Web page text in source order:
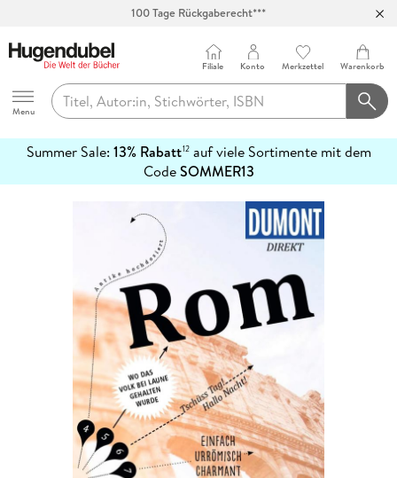
100 Tage Rückgaberecht***
Hugendubel
Menu
Filiale Konto Merkzettel Warenkorb
Summer Sale: 13% Rabatt12auf viele Sortimente mit dem
CodeSOMMER13
erfahren